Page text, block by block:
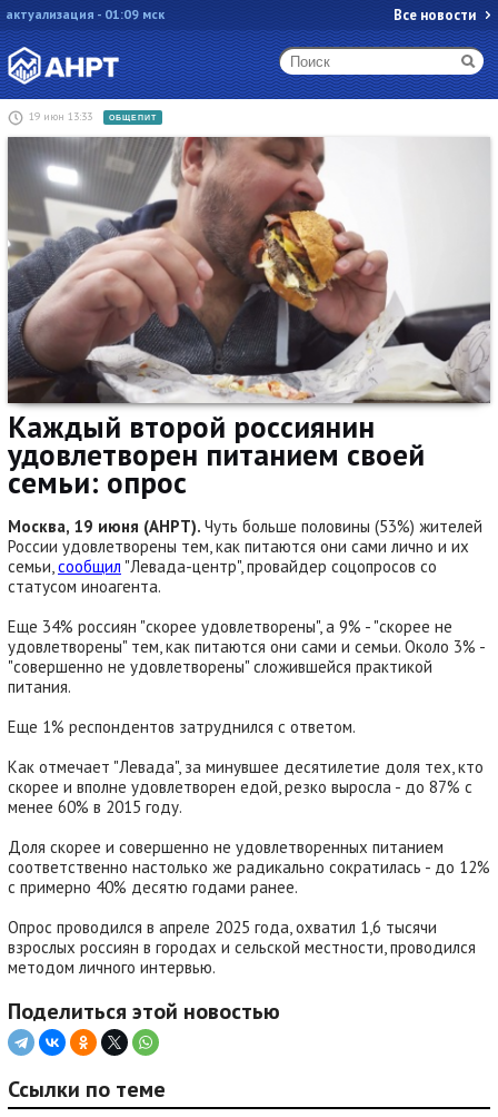
актуализация - 01:09 мск Все новости
19 июн 13:33 ОБЩЕПИТ
Каждый второй россиянин
удовлетворен питанием своей
семьи: опрос
Москва, 19 июня (АНРТ). Чуть больше половины (53%) жителей
России удовлетворены тем, как питаются они сами лично и их
семьи,сообщил "Левада-центр", провайдер соцопросов со
статусом иноагента.
Еще 34% россиян "скорее удовлетворены", а 9% - "скорее не
удовлетворены" тем, как питаются они сами и семьи. Около 3% -
"совершенно не удовлетворены" сложившейся практикой
питания.
Еще 1% респондентов затруднился с ответом.
Как отмечает "Левада", за минувшее десятилетие доля тех, кто
скорее и вполне удовлетворен едой, резко выросла - до 87% с
менее 60% в 2015 году.
Доля скорее и совершенно не удовлетворенных питанием
соответственно настолько же радикально сократилась - до 12%
с примерно 40% десятю годами ранее.
Опрос проводился в апреле 2025 года, охватил 1,6 тысячи
взрослых россиян в городах и сельской местности, проводился
методом личного интервью.
Поделиться этой новостью
Ссылки по теме